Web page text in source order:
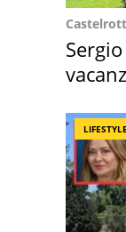
LIFESTYLE